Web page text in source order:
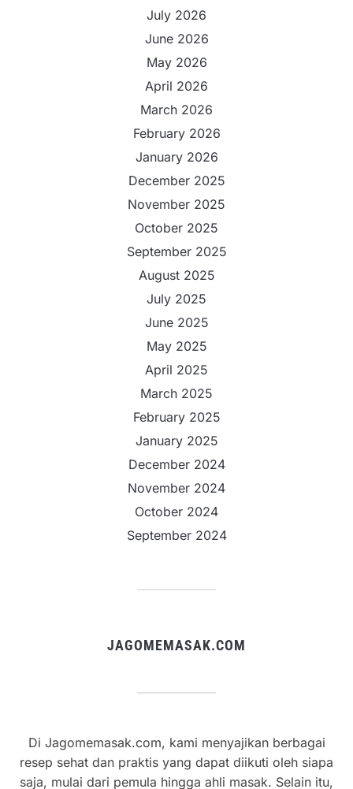
July 2026
June 2026
May 2026
April 2026
March 2026
February 2026
January 2026
December 2025
November 2025
October 2025
September 2025
August 2025
July 2025
June 2025
May 2025
April 2025
March 2025
February 2025
January 2025
December 2024
November 2024
October 2024
September 2024
JAGOMEMASAK.COM
Di Jagomemasak.com, kami menyajikan berbagai
resep sehat dan praktis yang dapat diikuti oleh siapa
saja, mulai dari pemula hingga ahli masak. Selain itu,